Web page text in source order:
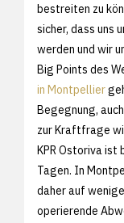
bestreiten zu
sicher, dass uns
werden und wir
Big Points des
in Montpellier
Begegnung,
zur Kraftfrage
KPR Ostoriva ist
Tagen. In
daher auf
operierende